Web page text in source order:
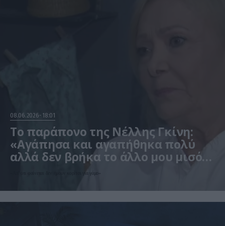
08.06.2026 18:01
Το παράπονο της Νέλλης Γκίνη:
«Αγάπησα και αγαπήθηκα πολύ
αλλά δεν βρήκα το άλλο μου μισό»
«Απ’ ότι φαίνεται δεν ήμουν κορίτσι για γάμο»